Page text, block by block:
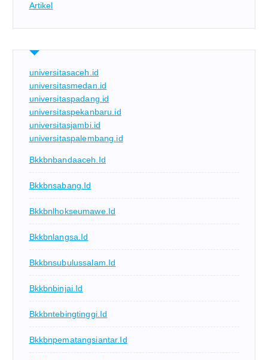
Artikel
universitasaceh.id
universitasmedan.id
universitaspadang.id
universitaspekanbaru.id
universitasjambi.id
universitaspalembang.id
Bkkbnbandaaceh.id
Bkkbnsabang.id
Bkkbnlhokseumawe.id
Bkkbnlangsa.id
Bkkbnsubulussalam.id
Bkkbnbinjai.id
Bkkbntebingtinggi.id
Bkkbnpematangsiantar.id